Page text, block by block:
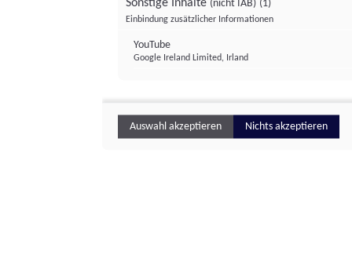
Sonstige Inhalte (nicht IAB) (1)
Einbindung zusätzlicher Informationen
YouTube
Google Ireland Limited, Irland
Auswahl akzeptieren Nichts akzeptieren